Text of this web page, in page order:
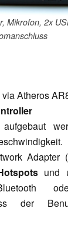
Mikrofon, 2x
Atheros
aufgebaut
Adapter
und
der